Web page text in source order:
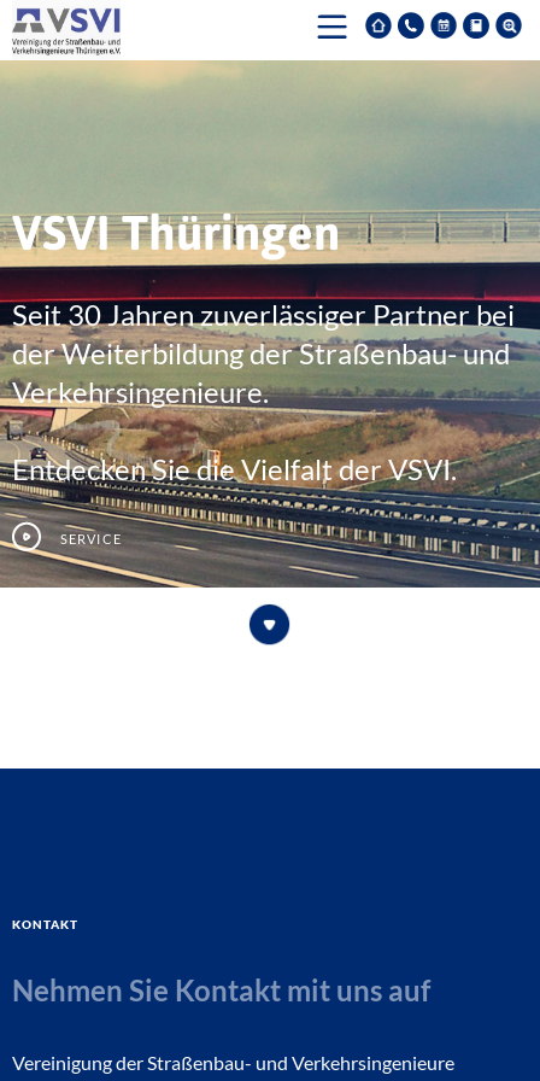
VSVI Thüringen
Seit 30 Jahren zuverlässiger Partner bei
der Weiterbildung der Straßenbau- und
Verkehrsingenieure.
Entdecken Sie die Vielfalt der VSVI.
Service
Kontakt
Nehmen Sie Kontakt mit uns auf
Vereinigung der Straßenbau- und Verkehrsingenieure